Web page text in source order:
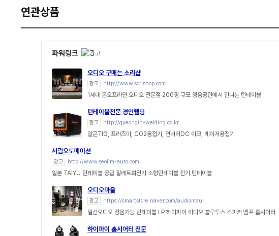
연관상품
파워링크
오디오 구매는 소리샵
광고 http://www.sorishop.com
1세대 온오프라인 오디오 전문점 200평 규모 청음공간에서 만나는 턴테이블
턴테이블전문 경인웰딩
광고 http://gyeongin-welding.co.kr
알곤TIG, 프라즈마, CO2용접기, 인버터DC 아크, 레이저용접기
서림오토메이션
광고 http://www.seolim-auto.com
일본 TAIYU 턴테이블 공급 팔레트회전기 소형턴테이블 전기 턴데이블
오디오마을
광고 https://smartstore.naver.com/audiomaul
일산오디오 청음가능 턴테이블 LP 하이파이 라디오 블루투스 스피커 앰프 홈시어터
하이파이 홈시어터 전문